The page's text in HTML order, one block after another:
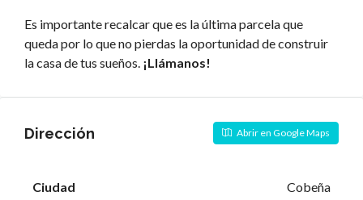
Es importante recalcar que es la última parcela que
queda por lo que no pierdas la oportunidad de construir
la casa de tus sueños. ¡Llámanos!
Dirección Abrir en Google Maps
Ciudad Cobeña